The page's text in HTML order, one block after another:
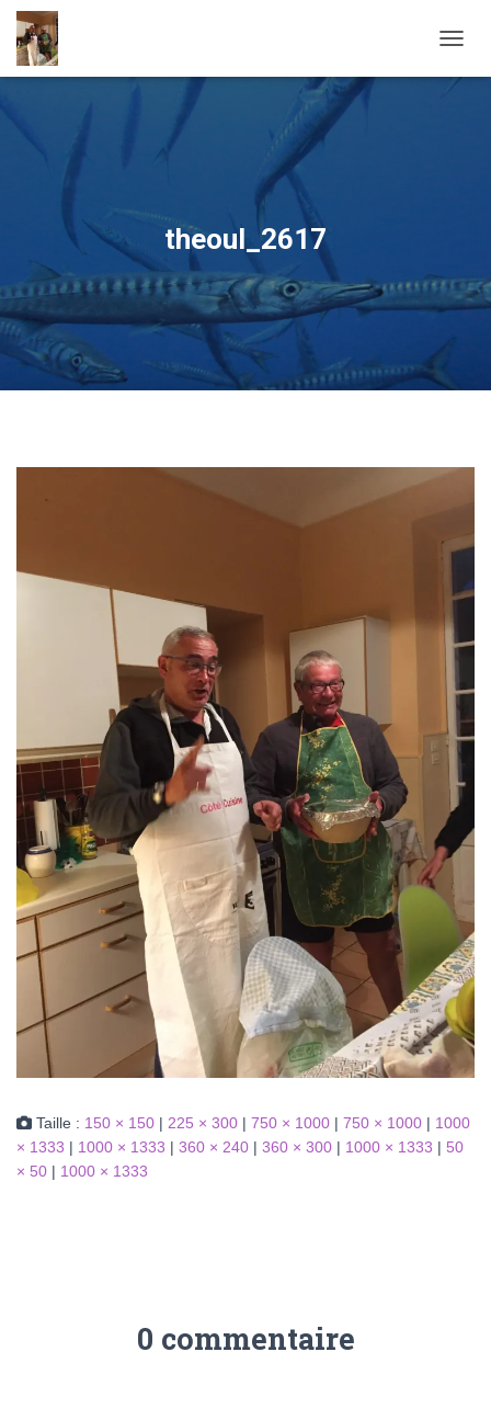
theoul_2617
Taille : 150 × 150 | 225 × 300 | 750 × 1000 | 750 × 1000 | 1000
× 1333 | 1000 × 1333 | 360 × 240 | 360 × 300 | 1000 × 1333 | 50
× 50 | 1000 × 1333
0 commentaire